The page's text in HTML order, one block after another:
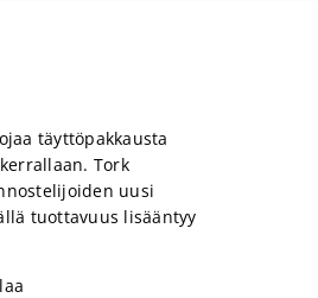
täyttöpakkausta
Tork
uusi
tuottavuus lisääntyy